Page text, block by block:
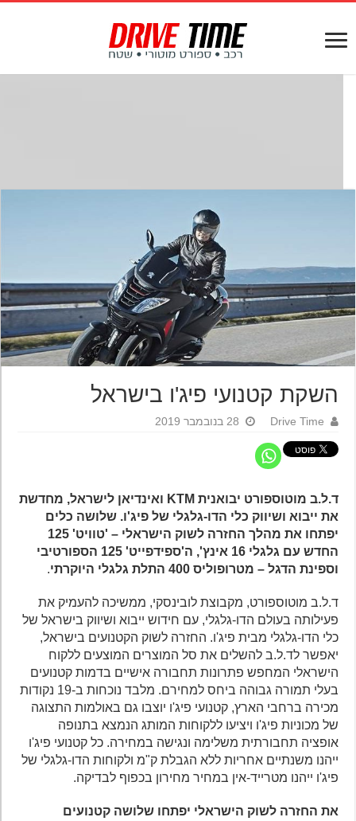
השקת קטנועי פיג'ו בישראל
Drive Time 28 בנובמבר 2019
ד.ל.ב מוטוספורט יבואנית KTM ואינדיאן לישראל, מחדשת
את ייבוא ושיווק כלי הדו-גלגלי של פיג'ו. שלושה כלים
יפתחו את מהלך החזרה לשוק הישראלי – 'טוויט' 125
החדש עם גלגלי 16 אינץ', ה'ספידפייט' 125 הספורטיבי
וספינת הדגל – מטרופוליס 400 התלת גלגלי היוקרתי
.
ד.ל.ב מוטוספורט, מקבוצת לובינסקי, ממשיכה להעמיק את
פעילותה בעולם הדו-גלגלי, עם חידוש ייבוא ושיווק בישראל של
כלי הדו-גלגלי מבית פיג'ו. החזרה לשוק הקטנועים בישראל,
יאפשר לד.ל.ב להשלים את סל המוצרים המוצעים ללקוח
הישראלי המחפש פתרונות תחבורה אישיים בדמות קטנועים
בעלי תמורה גבוהה ביחס למחירם. מלבד נוכחות ב-19 נקודות
מכירה ברחבי הארץ, קטנועי פיג'ו יוצבו גם באולמות התצוגה
של מכוניות פיג'ו ויציעו ללקוחות המותג הנמצא בתנופה
אופציה תחבורתית משלימה ונגישה במחירה. כל קטנועי פיג'ו
ייהנו משנתיים אחריות ללא הגבלת ק"מ ולקוחות הדו-גלגלי של
פיג'ו ייהנו מטרייד-אין במחיר מחירון בכפוף לבדיקה.
את החזרה לשוק הישראלי יפתחו שלושה קטנועים